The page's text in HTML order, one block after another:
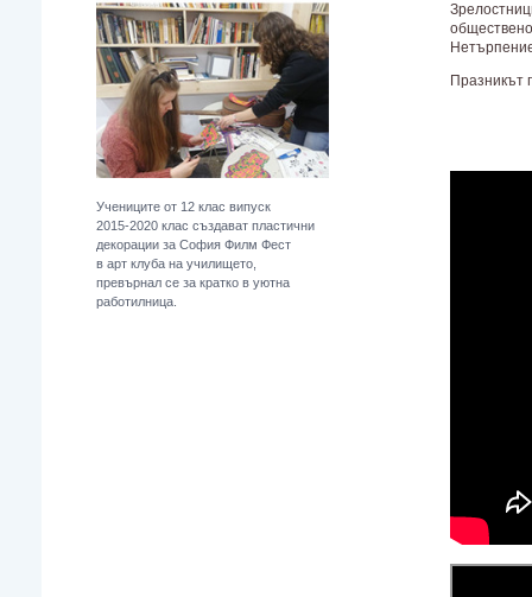
Учениците от 12 клас випуск
2015-2020 клас създават пластични
декорации за София Филм Фест
в арт клуба на училището,
превърнал се за кратко в уютна
работилница.
Празникът